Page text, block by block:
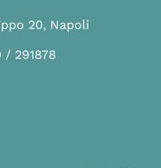
20, Napoli
/ 291878